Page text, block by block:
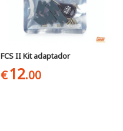
FCS II Kit adaptador
€12.00